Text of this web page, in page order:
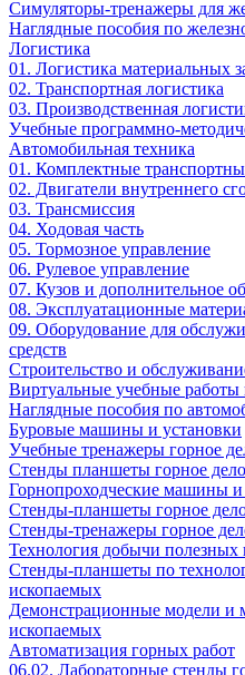
Симуляторы-тренажеры для
Наглядные пособия по
Логистика
01. Логистика материальных
02. Транспортная логистика
03. Производственная
Учебные программно-
Автомобильная техника
01. Комплектные
02. Двигатели внутреннего
03. Трансмиссия
04. Ходовая часть
05. Тормозное управление
06. Рулевое управление
07. Кузов и дополнительное
08. Эксплуатационные
09. Оборудование для
средств
Строительство и
Виртуальные учебные
Наглядные пособия по
Буровые машины и установки
Учебные тренажеры горное
Стенды планшеты горное дело
Горнопроходческие машины
Стенды-планшеты горное
Стенды-тренажеры горное
Технология добычи полезных
Стенды-планшеты по
ископаемых
Демонстрационные модели и
ископаемых
Автоматизация горных работ
06.02. Лабораторные стенды